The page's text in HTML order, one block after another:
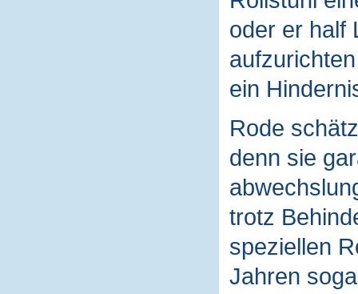
oder er half
ein
Rode
denn sie
trotz
speziellen
Jahren